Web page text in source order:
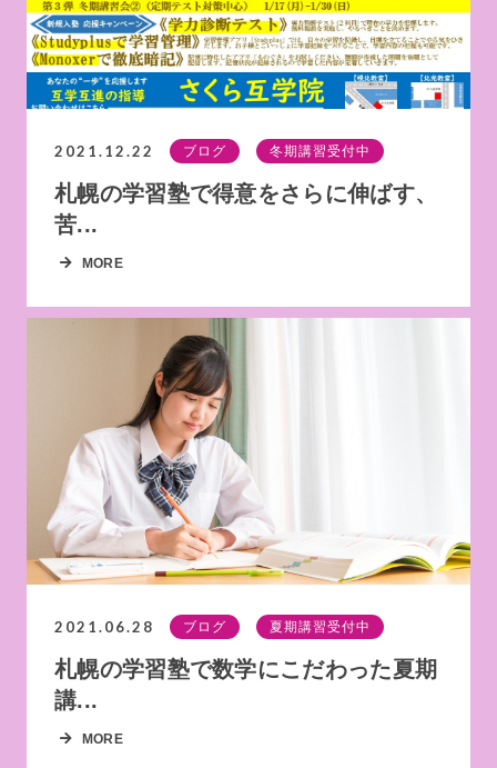
2021.12.22 ブログ 冬期講習受付中
札幌の学習塾で得意をさらに伸ばす、
苦...
MORE
2021.06.28 ブログ 夏期講習受付中
札幌の学習塾で数学にこだわった夏期
講...
MORE